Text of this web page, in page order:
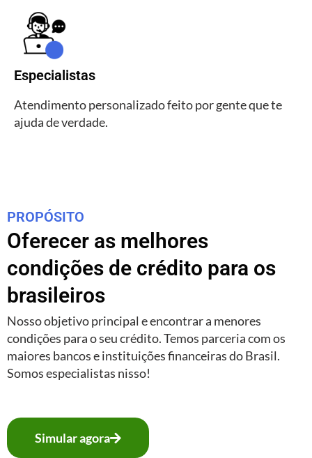
Especialistas
Atendimento personalizado feito por gente que te
ajuda de verdade.
PROPÓSITO
Oferecer as melhores
condições de crédito para os
brasileiros
Nosso objetivo principal e encontrar a menores
condições para o seu crédito. Temos parceria com os
maiores bancos e instituições financeiras do Brasil.
Somos especialistas nisso!
Simular agora